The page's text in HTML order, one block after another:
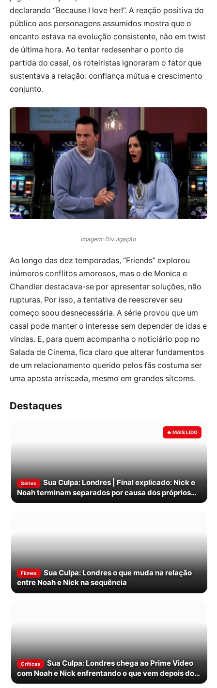
declarando “Because I love her!”. A reação positiva do
público aos personagens assumidos mostra que o
encanto estava na evolução consistente, não em twist
de última hora. Ao tentar redesenhar o ponto de
partida do casal, os roteiristas ignoraram o fator que
sustentava a relação: confiança mútua e crescimento
conjunto.
Imagem: Divulgação
Ao longo das dez temporadas, “Friends” explorou
inúmeros conflitos amorosos, mas o de Monica e
Chandler destacava-se por apresentar soluções, não
rupturas. Por isso, a tentativa de reescrever seu
começo soou desnecessária. A série provou que um
casal pode manter o interesse sem depender de idas e
vindas. E, para quem acompanha o noticiário pop no
Salada de Cinema, fica claro que alterar fundamentos
de um relacionamento querido pelos fãs costuma ser
uma aposta arriscada, mesmo em grandes sitcoms.
Destaques
Séries
Sua Culpa: Londres | Final explicado: Nick e
Noah terminam separados por causa dos próprios
erros
Filmes
Sua Culpa: Londres o que muda na relação
entre Noah e Nick na sequência
Criticas
Sua Culpa: Londres chega ao Prime Video
com Noah e Nick enfrentando o que vem depois do
primeiro beijo